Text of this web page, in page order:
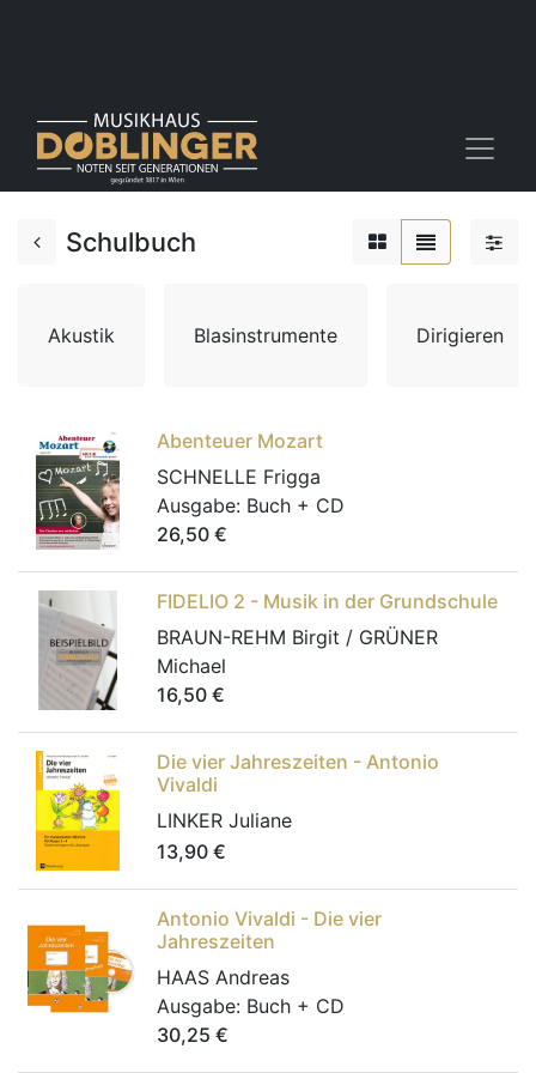
Schulbuch
Akustik Blasinstrumente Dirigieren
Abenteuer Mozart
SCHNELLE Frigga
Ausgabe: Buch + CD
26,50 €
FIDELIO 2 - Musik in der Grundschule
BRAUN-REHM Birgit / GRÜNER
Michael
16,50 €
Die vier Jahreszeiten - Antonio
Vivaldi
LINKER Juliane
13,90 €
Antonio Vivaldi - Die vier
Jahreszeiten
HAAS Andreas
Ausgabe: Buch + CD
30,25 €